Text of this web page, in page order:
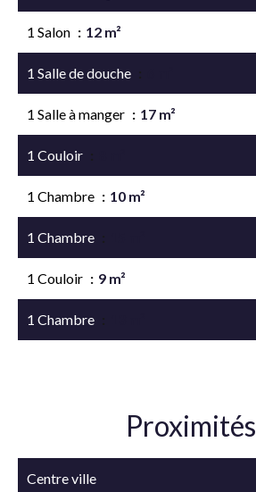
1 Salon 12 m²
1 Salle de douche
1 Salle à manger 17 m²
1 Couloir
1 Chambre 10 m²
1 Chambre
1 Couloir 9 m²
1 Chambre
Proximités
Centre ville